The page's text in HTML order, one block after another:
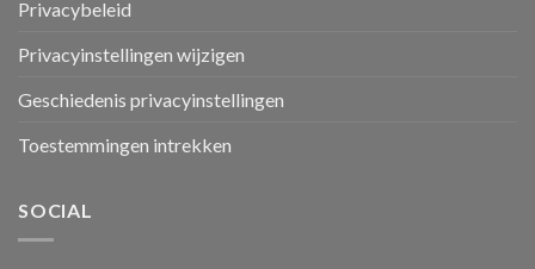
Privacybeleid
Privacyinstellingen wijzigen
Geschiedenis privacyinstellingen
Toestemmingen intrekken
SOCIAL